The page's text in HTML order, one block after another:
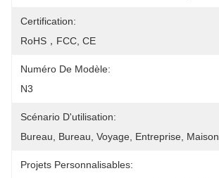
Certification:
RoHS，FCC, CE
Numéro De Modèle:
N3
Scénario D'utilisation:
Bureau, Bureau, Voyage, Entreprise, Maison
Projets Personnalisables: